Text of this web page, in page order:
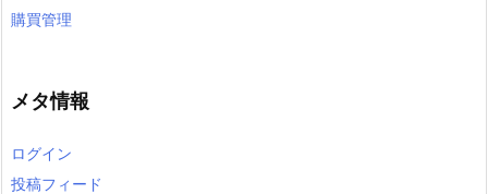
購買管理
メタ情報
ログイン
投稿フィード